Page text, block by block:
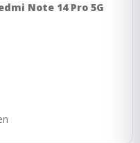
Note 14 Pro 5G